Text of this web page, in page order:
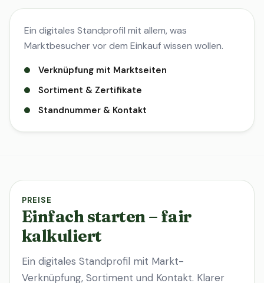
Ein digitales Standprofil mit allem, was
Marktbesucher vor dem Einkauf wissen wollen.
Verknüpfung mit Marktseiten
Sortiment & Zertifikate
Standnummer & Kontakt
PREISE
Einfach starten – fair
kalkuliert
Ein digitales Standprofil mit Markt-
Verknüpfung, Sortiment und Kontakt. Klarer